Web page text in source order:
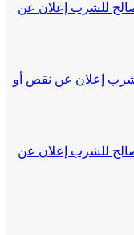
للشرب إعلان عن
إعلان عن نقص أو
للشرب إعلان عن